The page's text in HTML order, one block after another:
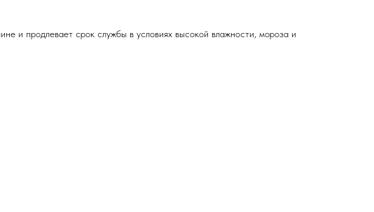
и продлевает срок службы в условиях высокой влажности, мороза и